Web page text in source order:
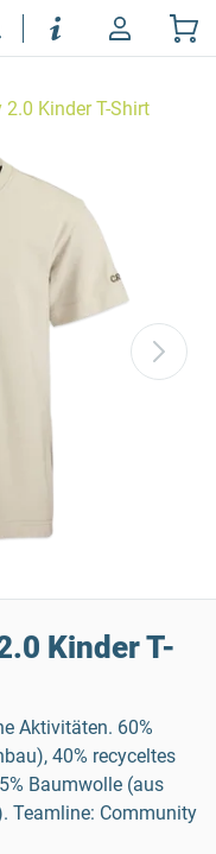
Kinder T-Shirt
Kinder T-
Aktivitäten. 60%
40% recyceltes
Baumwolle (aus
Teamline: Community